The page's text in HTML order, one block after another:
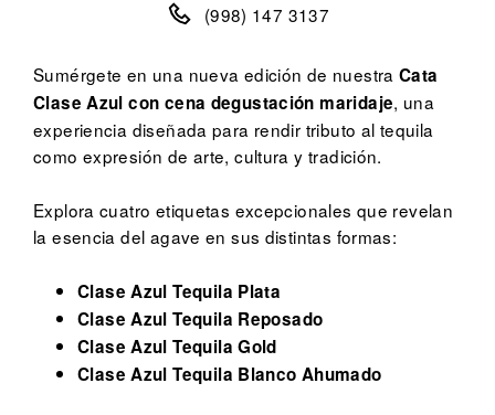
(998) 147 3137
Sumérgete en una nueva edición de nuestraCata
Clase Azul con cena degustación maridaje, una
experiencia diseñada para rendir tributo al tequila
como expresión de arte, cultura y tradición.
Explora cuatro etiquetas excepcionales que revelan
la esencia del agave en sus distintas formas:
Clase Azul Tequila Plata
Clase Azul Tequila Reposado
Clase Azul Tequila Gold
Clase Azul Tequila Blanco Ahumado